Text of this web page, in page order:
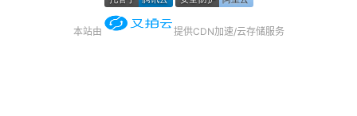
友链
本站由 提供CDN加速/云存储服务